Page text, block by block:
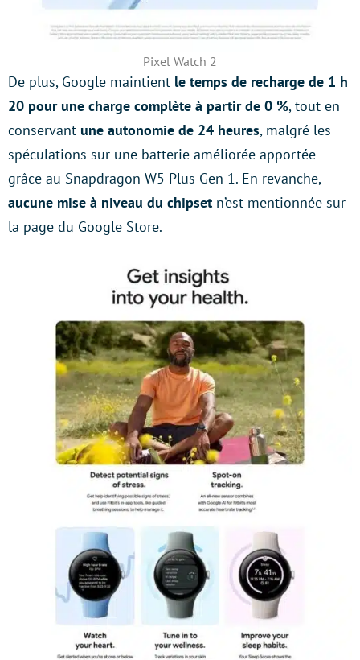
Pixel Watch 2
De plus, Google maintient le temps de recharge de 1 h
20 pour une charge complète à partir de 0 %, tout en
conservant une autonomie de 24 heures, malgré les
spéculations sur une batterie améliorée apportée
grâce au Snapdragon W5 Plus Gen 1. En revanche,
aucune mise à niveau du chipset n’est mentionnée sur
la page du Google Store.